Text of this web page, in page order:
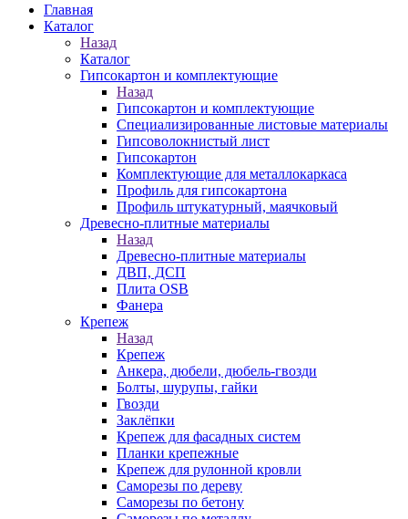
Главная
Каталог
Назад
Каталог
Гипсокартон и комплектующие
Назад
Гипсокартон и комплектующие
Специализированные листовые материалы
Гипсоволокнистый лист
Гипсокартон
Комплектующие для металлокаркаса
Профиль для гипсокартона
Профиль штукатурный, маячковый
Древесно-плитные материалы
Назад
Древесно-плитные материалы
ДВП, ДСП
Плита OSB
Фанера
Крепеж
Назад
Крепеж
Анкера, дюбели, дюбель-гвозди
Болты, шурупы, гайки
Гвозди
Заклёпки
Крепеж для фасадных систем
Планки крепежные
Крепеж для рулонной кровли
Саморезы по дереву
Саморезы по бетону